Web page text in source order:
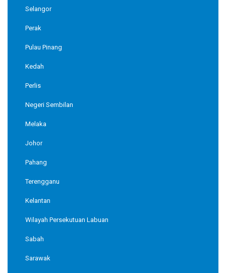
Selangor
Perak
Pulau Pinang
Kedah
Perlis
Negeri Sembilan
Melaka
Johor
Pahang
Terengganu
Kelantan
Wilayah Persekutuan Labuan
Sabah
Sarawak